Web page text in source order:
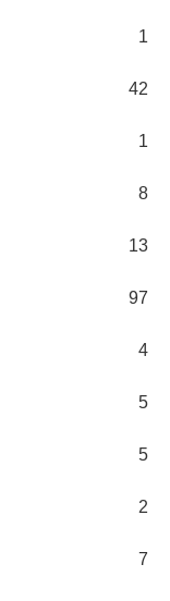
1
42
1
8
13
97
4
5
5
2
7